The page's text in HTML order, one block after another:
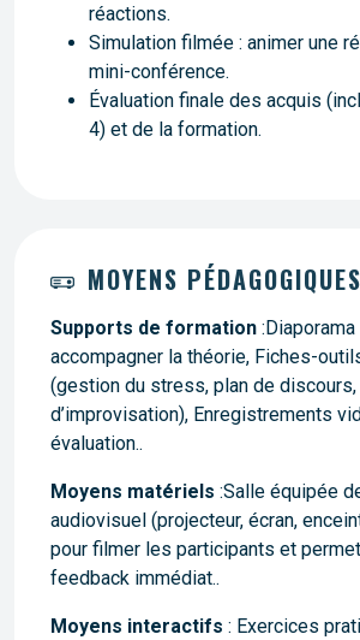
réactions.
Simulation filmée : animer une
mini-conférence.
Évaluation finale des acquis
4) et de la formation.
MOYENS PÉDAGOGIQUES
Supports de formation
accompagner la théorie, Fiches-
(gestion du stress, plan de
d’improvisation), Enregistrements
évaluation..
Moyens matériels :Salle équipée
audiovisuel (projecteur, écran,
pour filmer les participants et
feedback immédiat..
Moyens interactifs : Exercices